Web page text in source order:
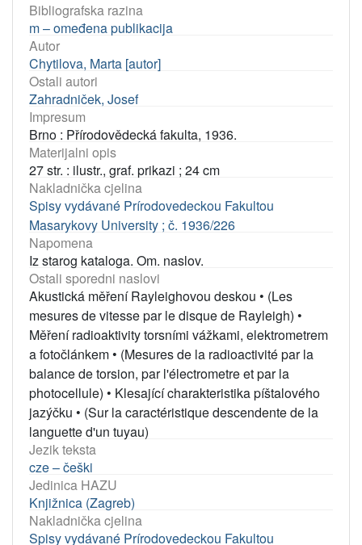
Bibliografska razina
m – omeđena publikacija
Autor
Chytilova, Marta [autor]
Ostali autori
Zahradniček, Josef
Impresum
Brno : Přírodovědecká fakulta, 1936.
Materijalni opis
27 str. : ilustr., graf. prikazi ; 24 cm
Nakladnička cjelina
Spisy vydávané Prírodovedeckou Fakultou
Masarykovy University ; č. 1936/226
Napomena
Iz starog kataloga. Om. naslov.
Ostali sporedni naslovi
Akustická měření Rayleighovou deskou • (Les
mesures de vitesse par le disque de Rayleigh) •
Měření radioaktivity torsními vážkami, elektrometrem
a fotočlánkem • (Mesures de la radioactivité par la
balance de torsion, par l'électrometre et par la
photocellule) • Klesající charakteristika píštalového
jazýčku • (Sur la caractéristique descendente de la
languette d'un tuyau)
Jezik teksta
cze – češki
Jedinica HAZU
Knjižnica (Zagreb)
Nakladnička cjelina
Spisy vydávané Prírodovedeckou Fakultou